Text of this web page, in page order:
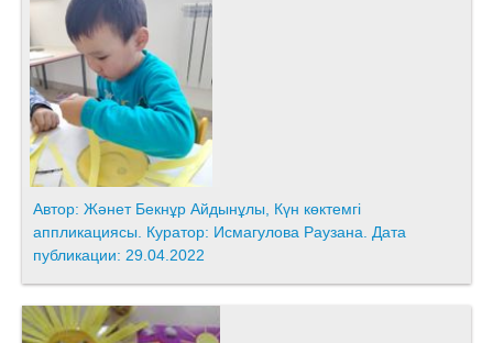
Автор: Жәнет Бекнұр Айдынұлы, Күн көктемгі
аппликациясы. Куратор: Исмагулова Раузана. Дата
публикации: 29.04.2022